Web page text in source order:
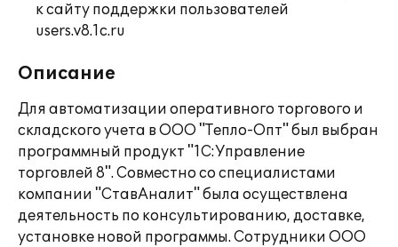
к сайту поддержки пользователей
users.v8.1c.ru
Описание
Для автоматизации оперативного торгового и
складского учета в ООО "Тепло-Опт" был выбран
программный продукт "1С:Управление
торговлей 8". Совместно со специалистами
компании "СтавАналит" была осуществлена
деятельность по консультированию, доставке,
установке новой программы. Сотрудники ООО